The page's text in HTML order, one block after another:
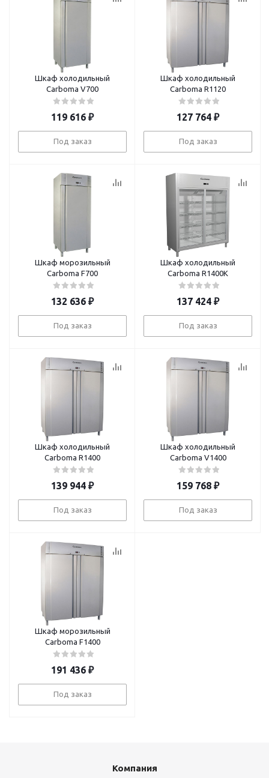
Шкаф холодильный
Carboma V700
119 616 ₽
Под заказ
Шкаф холодильный
Carboma R1120
127 764 ₽
Под заказ
Шкаф морозильный
Carboma F700
132 636 ₽
Под заказ
Шкаф холодильный
Carboma R1400K
137 424 ₽
Под заказ
Шкаф холодильный
Carboma R1400
139 944 ₽
Под заказ
Шкаф холодильный
Carboma V1400
159 768 ₽
Под заказ
Шкаф морозильный
Carboma F1400
191 436 ₽
Под заказ
Компания